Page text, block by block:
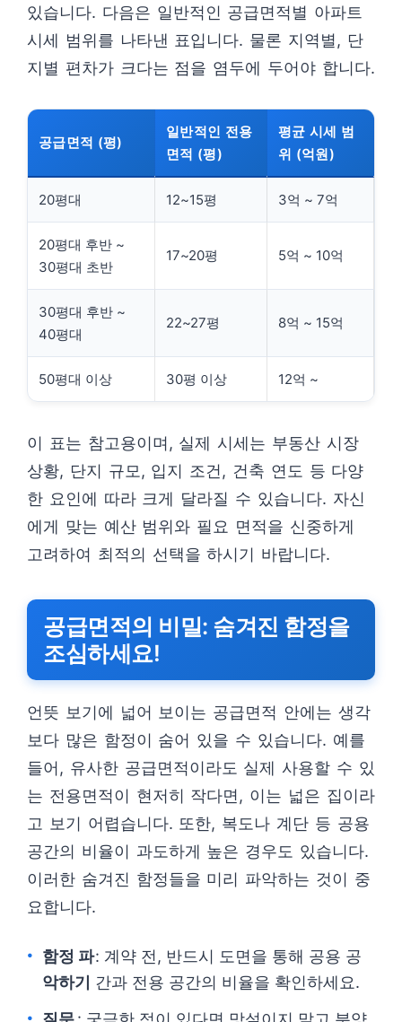
있습니다. 다음은 일반적인 공급면적별 아파트
시세 범위를 나타낸 표입니다. 물론 지역별, 단
지별 편차가 크다는 점을 염두에 두어야 합니다.
공급면적 (평)
일반적인 전용
면적 (평)
평균 시세 범
위 (억원)
20평대 12~15평 3억 ~ 7억
20평대 후반 ~
30평대 초반
17~20평 5억 ~ 10억
30평대 후반 ~
40평대
22~27평 8억 ~ 15억
50평대 이상 30평 이상 12억 ~
이 표는 참고용이며, 실제 시세는 부동산 시장
상황, 단지 규모, 입지 조건, 건축 연도 등 다양
한 요인에 따라 크게 달라질 수 있습니다. 자신
에게 맞는 예산 범위와 필요 면적을 신중하게
고려하여 최적의 선택을 하시기 바랍니다.
공급면적의 비밀: 숨겨진 함정을
조심하세요!
언뜻 보기에 넓어 보이는 공급면적 안에는 생각
보다 많은 함정이 숨어 있을 수 있습니다. 예를
들어, 유사한 공급면적이라도 실제 사용할 수 있
는 전용면적이 현저히 작다면, 이는 넓은 집이라
고 보기 어렵습니다. 또한, 복도나 계단 등 공용
공간의 비율이 과도하게 높은 경우도 있습니다.
이러한 숨겨진 함정들을 미리 파악하는 것이 중
요합니다.
함정 파
악하기
: 계약 전, 반드시 도면을 통해 공용 공
간과 전용 공간의 비율을 확인하세요.